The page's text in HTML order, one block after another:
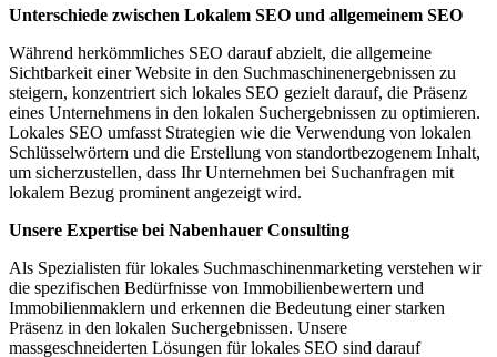
Unterschiede zwischen Lokalem SEO und allgemeinem SEO
Während herkömmliches SEO darauf abzielt, die allgemeine
Sichtbarkeit einer Website in den Suchmaschinenergebnissen zu
steigern, konzentriert sich lokales SEO gezielt darauf, die Präsenz
eines Unternehmens in den lokalen Suchergebnissen zu optimieren.
Lokales SEO umfasst Strategien wie die Verwendung von lokalen
Schlüsselwörtern und die Erstellung von standortbezogenem Inhalt,
um sicherzustellen, dass Ihr Unternehmen bei Suchanfragen mit
lokalem Bezug prominent angezeigt wird.
Unsere Expertise bei Nabenhauer Consulting
Als Spezialisten für lokales Suchmaschinenmarketing verstehen wir
die spezifischen Bedürfnisse von Immobilienbewertern und
Immobilienmaklern und erkennen die Bedeutung einer starken
Präsenz in den lokalen Suchergebnissen. Unsere
massgeschneiderten Lösungen für lokales SEO sind darauf